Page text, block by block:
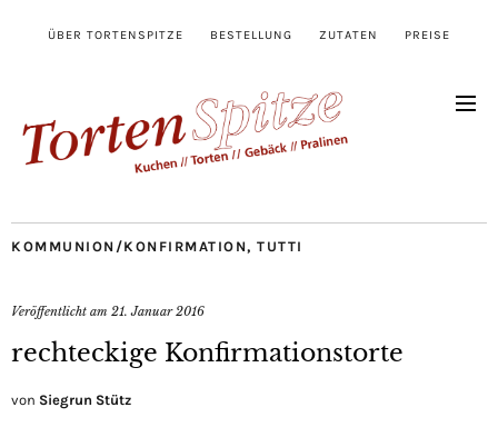
ÜBER TORTENSPITZE BESTELLUNG ZUTATEN PREISE
KOMMUNION/KONFIRMATION, TUTTI
Veröffentlicht am 21. Januar 2016
rechteckige Konfirmationstorte
von Siegrun Stütz